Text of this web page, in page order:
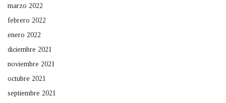
marzo 2022
febrero 2022
enero 2022
diciembre 2021
noviembre 2021
octubre 2021
septiembre 2021